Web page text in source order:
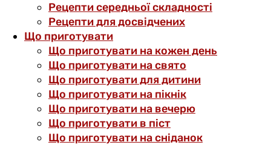
Рецепти середньої складності
Рецепти для досвідчених
Що приготувати
Що приготувати на кожен день
Що приготувати на свято
Що приготувати для дитини
Що приготувати на пікнік
Що приготувати на вечерю
Що приготувати в піст
Що приготувати на сніданок